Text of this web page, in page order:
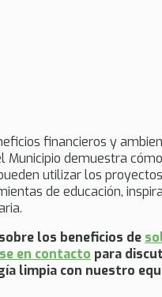
financieros y
Municipio demuestra
utilizar los
de educación,
los beneficios de
en contacto para
limpia con nuestro